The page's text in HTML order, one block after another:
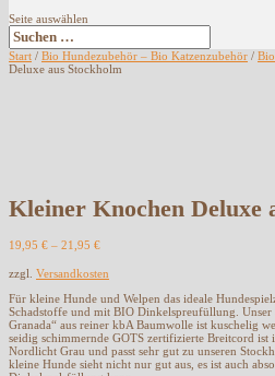
Seite auswählen
Start / Bio Hundezubehör – Bio Katzenzubehör /
Deluxe aus Stockholm
Kleiner Knochen Deluxe
19,95 € – 21,95 €
zzgl. Versandkosten
Für kleine Hunde und Welpen das ideale
Schadstoffe und mit BIO Dinkelspreufüllung.
Granada“ aus reiner kbA Baumwolle ist kuschelig
seidig schimmernde GOTS zertifizierte Breitcord
Nordlicht Grau und passt sehr gut zu unseren
kleine Hunde sieht nicht nur gut aus, es ist auch